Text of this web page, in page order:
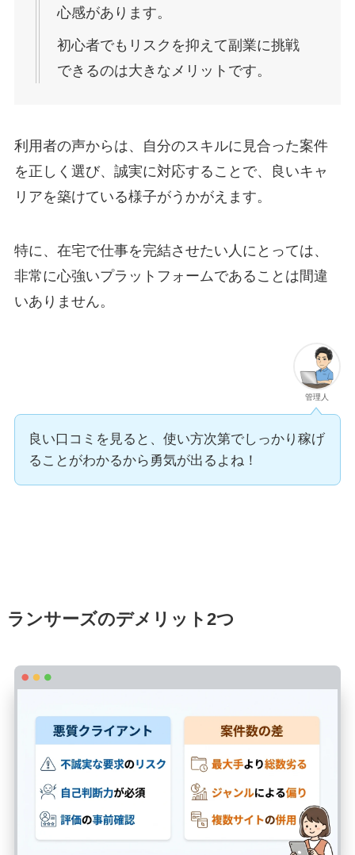
心感があります。
初心者でもリスクを抑えて副業に挑戦
できるのは大きなメリットです。
利用者の声からは、自分のスキルに見合った案件
を正しく選び、誠実に対応することで、良いキャ
リアを築けている様子がうかがえます。
特に、在宅で仕事を完結させたい人にとっては、
非常に心強いプラットフォームであることは間違
いありません。
管理人
良い口コミを見ると、使い方次第でしっかり稼げ
ることがわかるから勇気が出るよね！
ランサーズのデメリット2つ